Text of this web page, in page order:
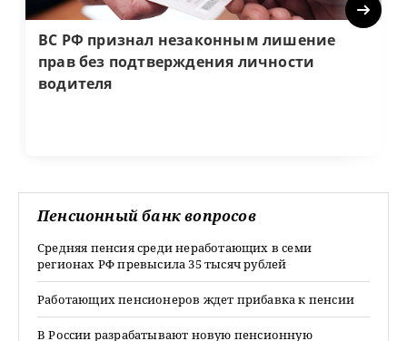
ВС РФ признал незаконным лишение
прав без подтверждения личности
водителя
Next
Пенсионный банк вопросов
Средняя пенсия среди неработающих в семи
регионах РФ превысила 35 тысяч рублей
Работающих пенсионеров ждет прибавка к пенсии
В России разрабатывают новую пенсионную